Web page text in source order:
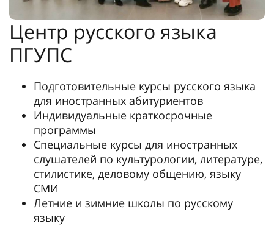
Центр русского языка
ПГУПС
Подготовительные курсы русского языка
для иностранных абитуриентов
Индивидуальные краткосрочные
программы
Специальные курсы для иностранных
слушателей по культурологии, литературе,
стилистике, деловому общению, языку
СМИ
Летние и зимние школы по русскому
языку